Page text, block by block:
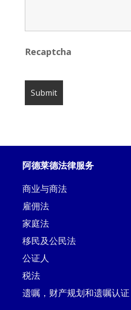
Recaptcha
阿德莱德法律服务
商业与商法
雇佣法
家庭法
移民及公民法
公证人
税法
遗嘱，财产规划和遗嘱认证